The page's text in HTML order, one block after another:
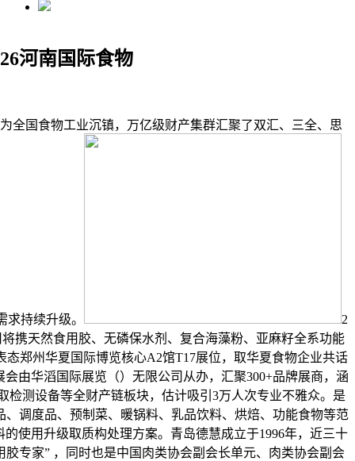
河南国际食物
国食物工业沉镇，万亿级财产集群汇聚了双汇、三全、思
持续升级。
2
携天然食用胶、无磷保水剂、复合海藻粉、亚麻籽全系功能
郑州华夏国际博览核心A2馆T17展位，取华夏食物企业共话
由华滔国际展览（）无限公司从办，汇聚300+品牌展商，涵
测设备等全财产链板块，估计吸引3万人次专业不雅众。是
调度品、预制菜、暖锅料、乳品饮料、烘焙、功能食物等范
使用升级取质构处理方案。青岛德慧成立于1996年，近三十
专家” ，同时也是中国肉类协会副会长单元、肉类协会副会